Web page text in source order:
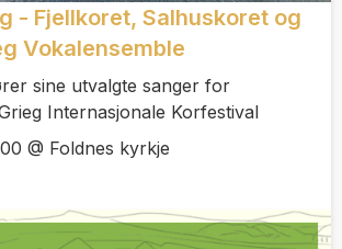
- Fjellkoret, Salhuskoret og
Vokalensemble
sine utvalgte sanger for
Internasjonale Korfestival
@ Foldnes kyrkje